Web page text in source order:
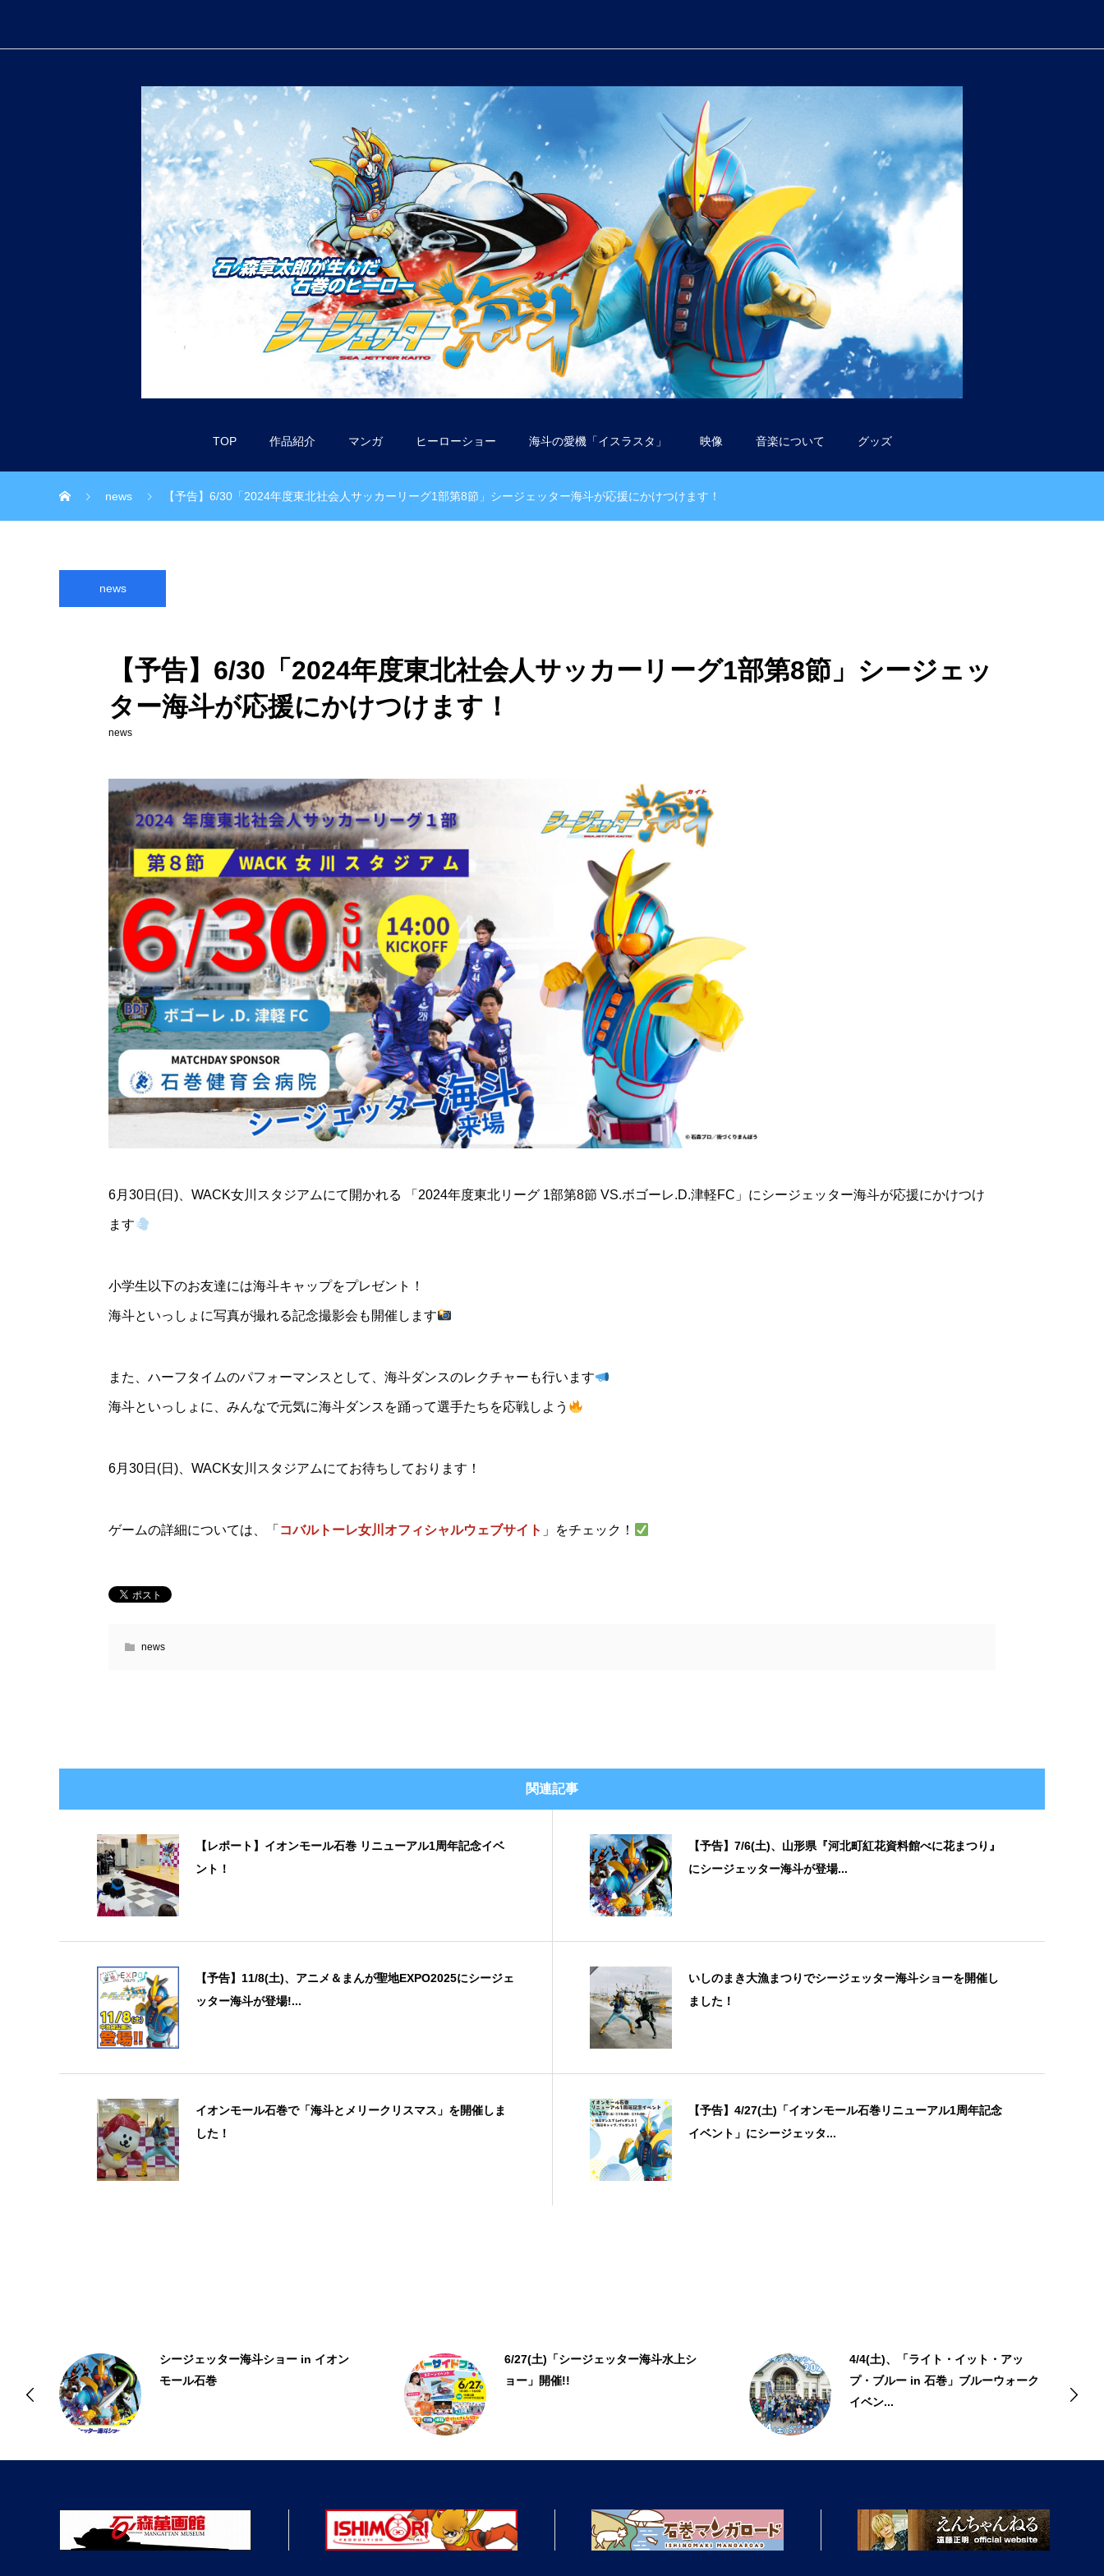
TOP 作品紹介 マンガ ヒーローショー 海斗の愛機「イスラスタ」 映像 音楽について グッズ
news 【予告】6/30「2024年度東北社会人サッカーリーグ1部第8節」シージェッター海斗が応援にかけつけます！
news
【予告】6/30「2024年度東北社会人サッカーリーグ1部第8節」シージェッ
ター海斗が応援にかけつけます！
news
6月30日(日)、WACK女川スタジアムにて開かれる 「2024年度東北リーグ 1部第8節 VS.ボゴーレ.D.津軽FC」にシージェッター海斗が応援にかけつけ
ます
小学生以下のお友達には海斗キャップをプレゼント！
海斗といっしょに写真が撮れる記念撮影会も開催します
また、ハーフタイムのパフォーマンスとして、海斗ダンスのレクチャーも行います
海斗といっしょに、みんなで元気に海斗ダンスを踊って選手たちを応戦しよう
6月30日(日)、WACK女川スタジアムにてお待ちしております！
ゲームの詳細については、「 コバルトーレ女川オフィシャルウェブサイト 」をチェック！
news
関連記事
【レポート】イオンモール石巻 リニューアル1周年記念イベ
ント！
【予告】7/6(土)、山形県『河北町紅花資料館べに花まつり』
にシージェッター海斗が登場...
【予告】11/8(土)、アニメ＆まんが聖地EXPO2025にシージェ
ッター海斗が登場!...
いしのまき大漁まつりでシージェッター海斗ショーを開催し
ました！
イオンモール石巻で「海斗とメリークリスマス」を開催しま
した！
【予告】4/27(土)「イオンモール石巻リニューアル1周年記念
イベント」にシージェッタ...
シージェッター海斗ショー in イオン
モール石巻
6/27(土)「シージェッター海斗水上シ
ョー」開催!!
4/4(土)、「ライト・イット・アッ
プ・ブルー in 石巻」ブルーウォーク
イベン...